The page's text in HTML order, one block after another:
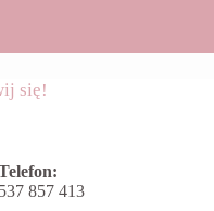
się!
537 857 413